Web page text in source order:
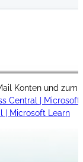
Konten und
Central | Microsoft
| Microsoft Learn